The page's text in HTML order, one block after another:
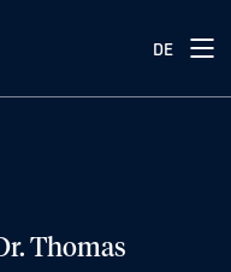
DE
Thomas